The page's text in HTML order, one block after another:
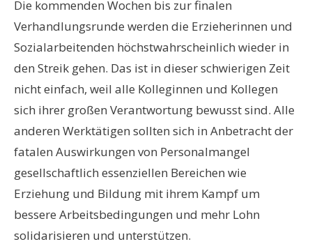
Die kommenden Wochen bis zur finalen
Verhandlungsrunde werden die Erzieherinnen und
Sozialarbeitenden höchstwahrscheinlich wieder in
den Streik gehen. Das ist in dieser schwierigen Zeit
nicht einfach, weil alle Kolleginnen und Kollegen
sich ihrer großen Verantwortung bewusst sind. Alle
anderen Werktätigen sollten sich in Anbetracht der
fatalen Auswirkungen von Personalmangel
gesellschaftlich essenziellen Bereichen wie
Erziehung und Bildung mit ihrem Kampf um
bessere Arbeitsbedingungen und mehr Lohn
solidarisieren und unterstützen.